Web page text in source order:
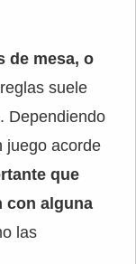
de mesa, o
suele
Dependiendo
juego acorde
que
con alguna
las